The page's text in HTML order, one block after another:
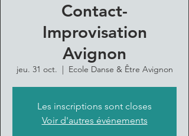
Contact-
Improvisation
Avignon
jeu. 31 oct.
  |
Ecole Danse & Être Avignon
Les inscriptions sont closes
Voir d'autres événements